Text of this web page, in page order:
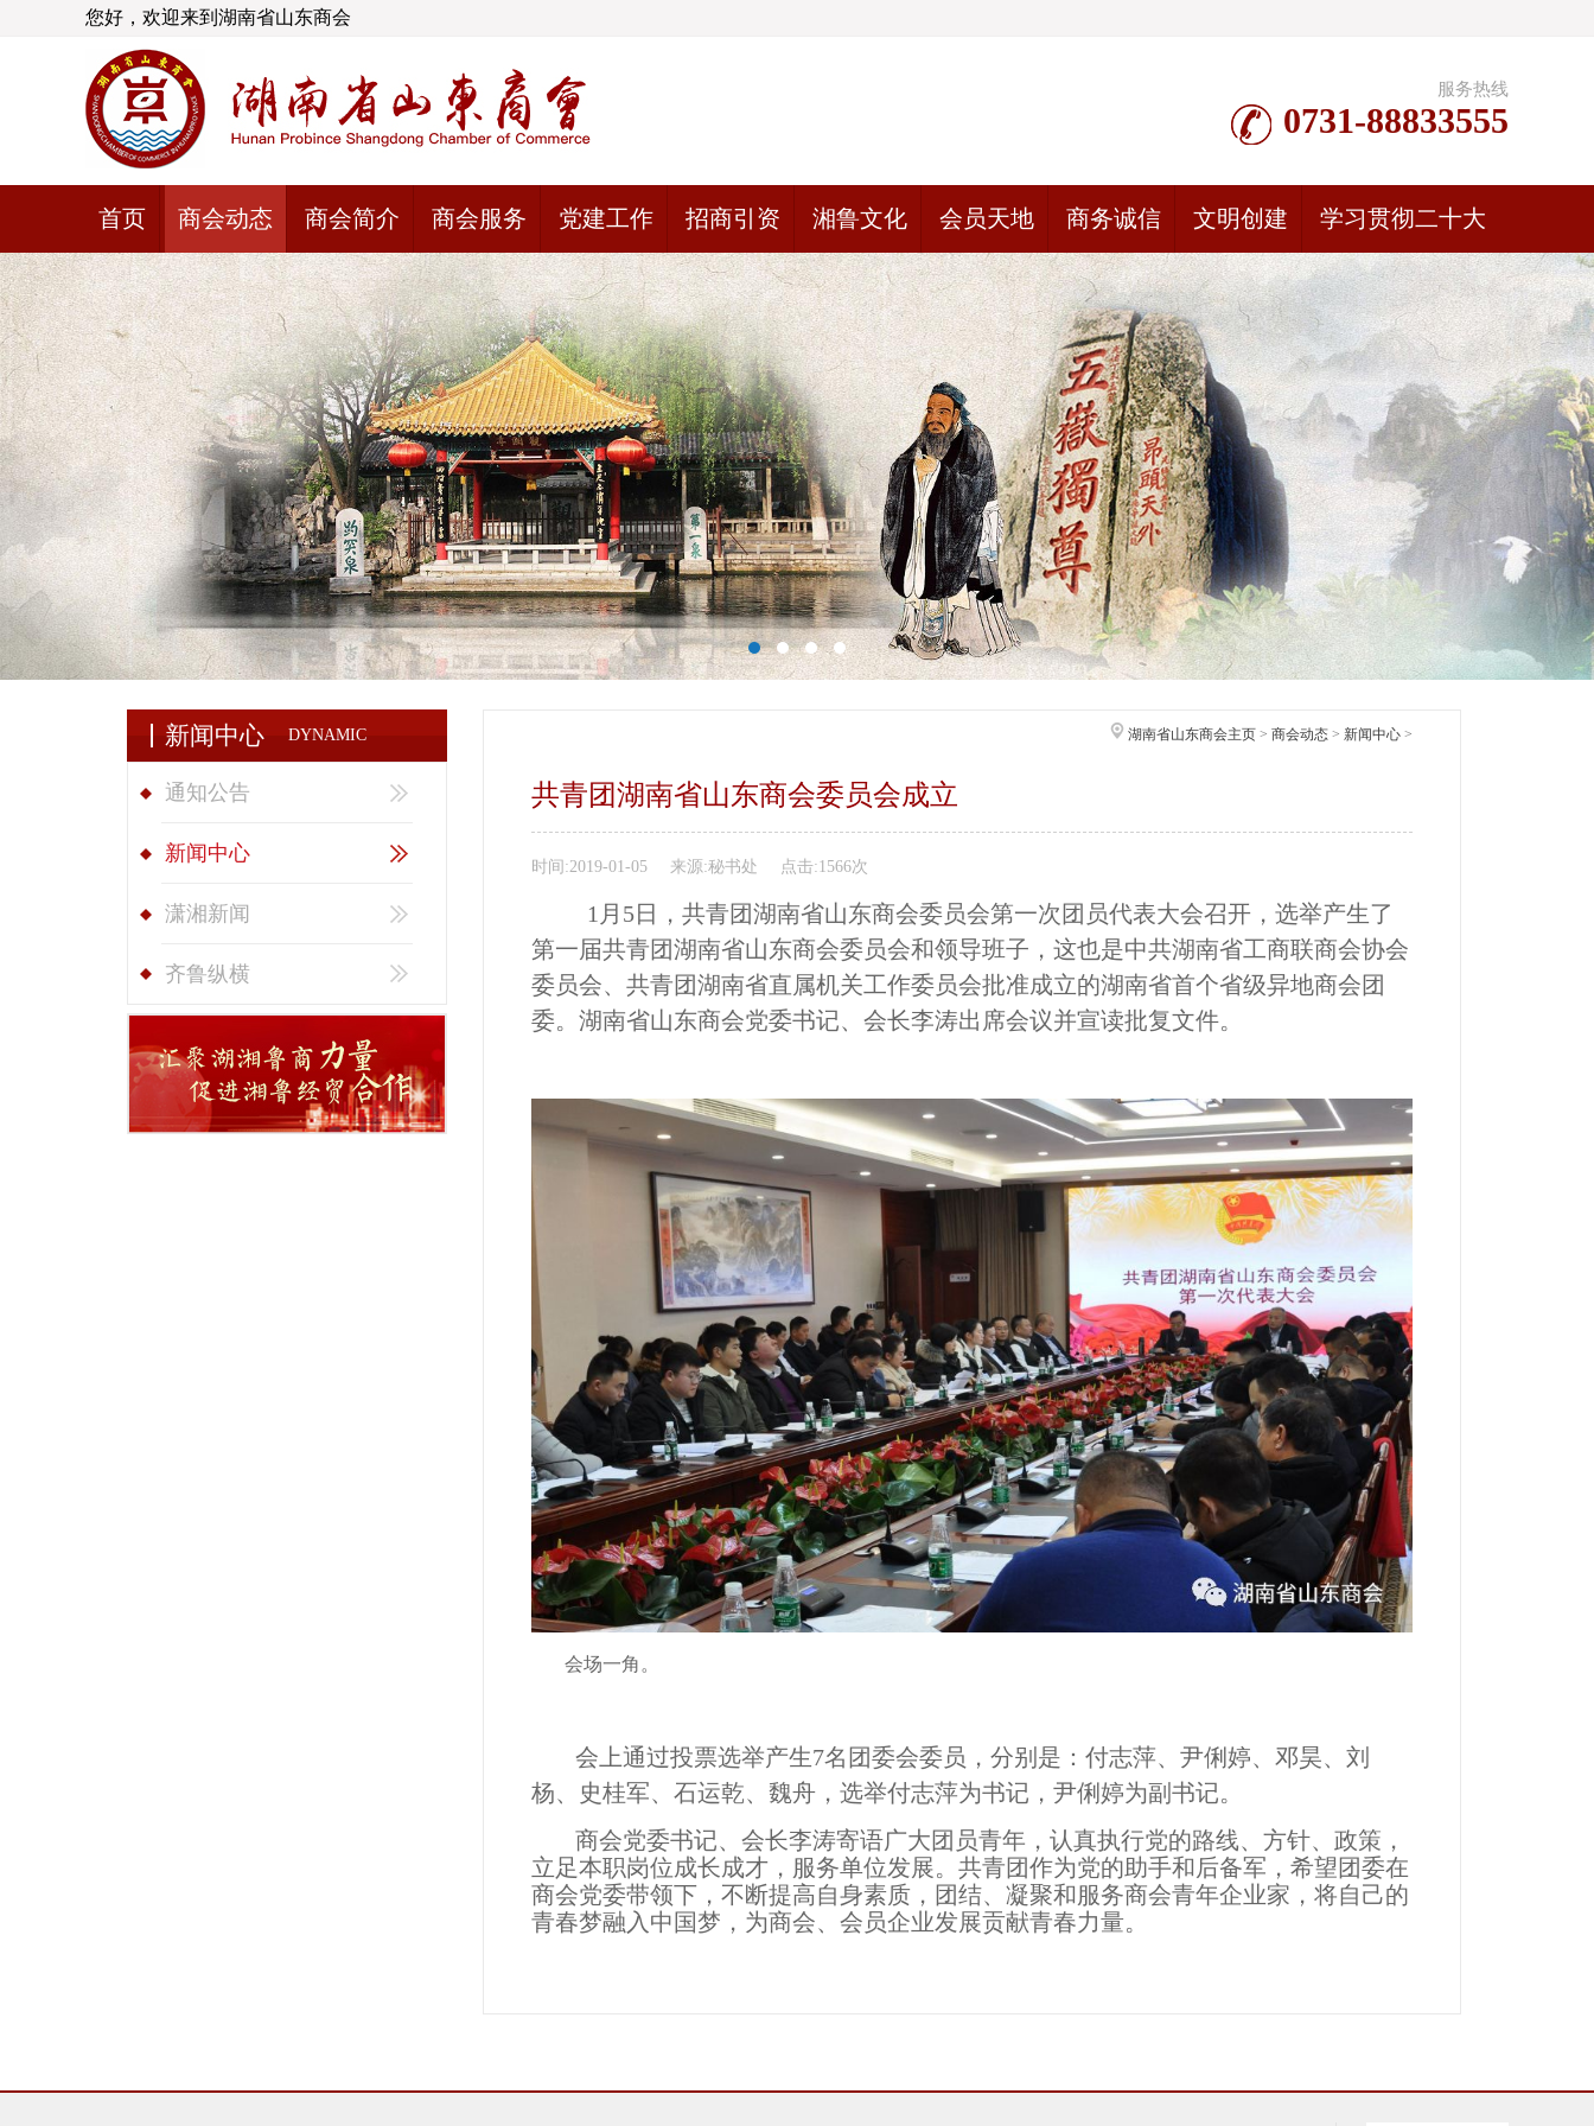
您好，欢迎来到湖南省山东商会
服务热线
0731-88833555
首页 商会动态 商会简介 商会服务 党建工作 招商引资 湘鲁文化 会员天地 商务诚信 文明创建 学习贯彻二十大
新闻中心 DYNAMIC
通知公告
新闻中心
潇湘新闻
齐鲁纵横
共青团湖南省山东商会委员会成立
湖南省山东商会主页 > 商会动态 > 新闻中心 >
时间:2019-01-05 来源:秘书处 点击:1566次
1月5日，共青团湖南省山东商会委员会第一次团员代表大会召开，选举产生了
第一届共青团湖南省山东商会委员会和领导班子，这也是中共湖南省工商联商会协会
委员会、共青团湖南省直属机关工作委员会批准成立的湖南省首个省级异地商会团
委。湖南省山东商会党委书记、会长李涛出席会议并宣读批复文件。
会场一角。
会上通过投票选举产生7名团委会委员，分别是：付志萍、尹俐婷、邓昊、刘
杨、史桂军、石运乾、魏舟，选举付志萍为书记， 尹俐婷为副书记。
商会党委书记、会长李涛寄语广大团员青年，认真执行党的路线、方针、政策，
立足本职岗位成长成才，服务单位发展。共青团作为党的助手和后备军，希望团委在
商会党委带领下，不断提高自身素质，团结、凝聚和服务商会青年企业家，将自己的
青春梦融入中国梦，为商会、会员企业发展贡献青春力量。